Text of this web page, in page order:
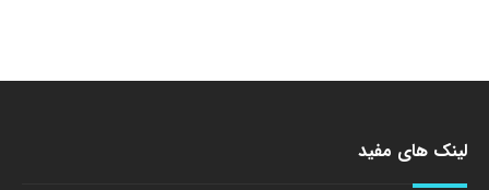
لینک های مفید